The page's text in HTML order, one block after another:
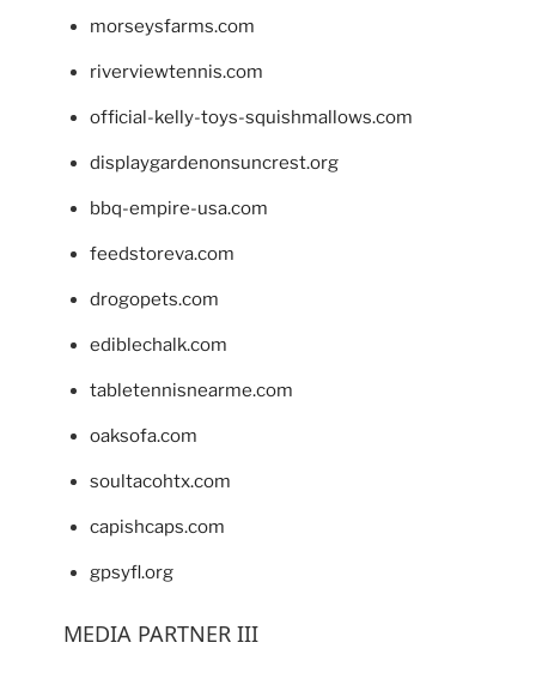
morseysfarms.com
riverviewtennis.com
official-kelly-toys-squishmallows.com
displaygardenonsuncrest.org
bbq-empire-usa.com
feedstoreva.com
drogopets.com
ediblechalk.com
tabletennisnearme.com
oaksofa.com
soultacohtx.com
capishcaps.com
gpsyfl.org
MEDIA PARTNER III